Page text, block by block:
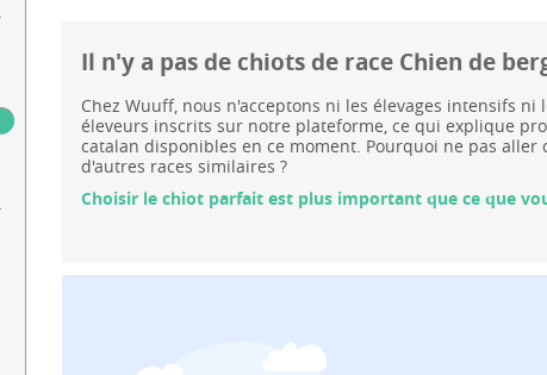
Il n'y a pas de chiots de race Chien de
Chez Wuuff, nous n'acceptons ni les élevages intensifs
éleveurs inscrits sur notre plateforme, ce qui explique
catalan disponibles en ce moment. Pourquoi ne pas aller
d'autres races similaires ?
Choisir le chiot parfait est plus important que ce que